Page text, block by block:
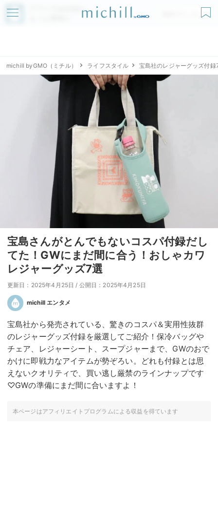
アプリでmichillが
無料ダウンロード
michill byGMO（ミチル） ライフスタイル 宝島社のレジャーグッズ付録
宝島さんがとんでもないコスパ付録だし
てた！GWにまだ間に合う！おしゃカワ
レジャーグッズ7選
更新日：2025年4月25日 / 公開日：2025年4月25日
michill エンタメ
宝島社から発売されている、驚きのコスパ＆実用性抜群
のレジャーグッズ付録を厳選してご紹介！保冷バッグや
チェア、レジャーシート、スープジャーまで、GWのおで
かけに即戦力なアイテムが勢ぞろい。どれも付録とは思
えないクオリティで、買い逃し厳禁のラインナップです
♡GWの準備にまだ間に合いますよ！
本ページはアフィリエイトプログラムによる収益を得ています